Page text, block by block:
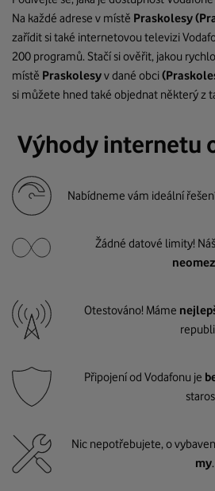
Na každé adrese v místě Praskolesy
zařídit si také internetovou televizi
200 programů. Stačí si ověřit, jakou
místě Praskolesyv dané obci
si můžete hned také objednat některý z
Výhody internetu
Nabídneme vám ideální
Žádné datové limity!
Otestováno! Máme
Připojení od Vodafonu je
Nic nepotřebujete, o
my.